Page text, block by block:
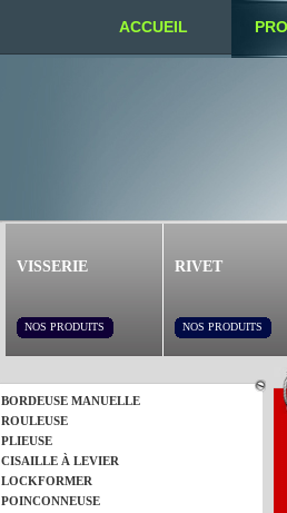
ACCUEIL
VISSERIE
NOS PRODUITS
RIVET
NOS PRODUITS
BORDEUSE MANUELLE
ROULEUSE
PLIEUSE
CISAILLE À LEVIER
LOCKFORMER
POINCONNEUSE